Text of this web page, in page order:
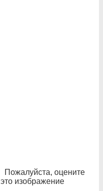
Пожалуйста, оцените
это изображение